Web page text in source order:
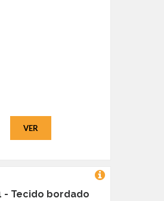
VER
- Tecido bordado